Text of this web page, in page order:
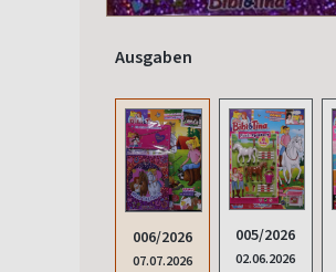
Ausgaben
006/2026
07.07.2026
005/2026
02.06.2026